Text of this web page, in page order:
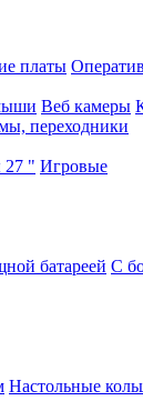
платы
Веб камеры
переходники
" Игровые
батареей С
Настольные